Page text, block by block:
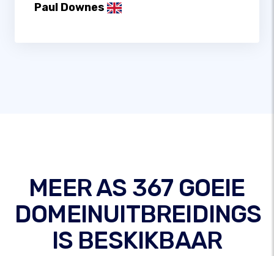
Paul Downes
MEER AS 367 GOEIE
DOMEINUITBREIDINGS
IS BESKIKBAAR